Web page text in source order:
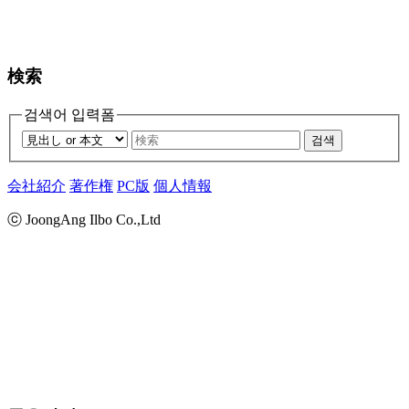
検索
검색어 입력폼
검색
会社紹介 著作権 PC版 個人情報
ⓒ JoongAng Ilbo Co.,Ltd